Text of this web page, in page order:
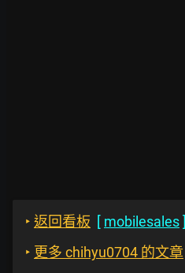
‣ 返回看板 [ mobilesales]
‣ 更多 chihyu0704 的文章